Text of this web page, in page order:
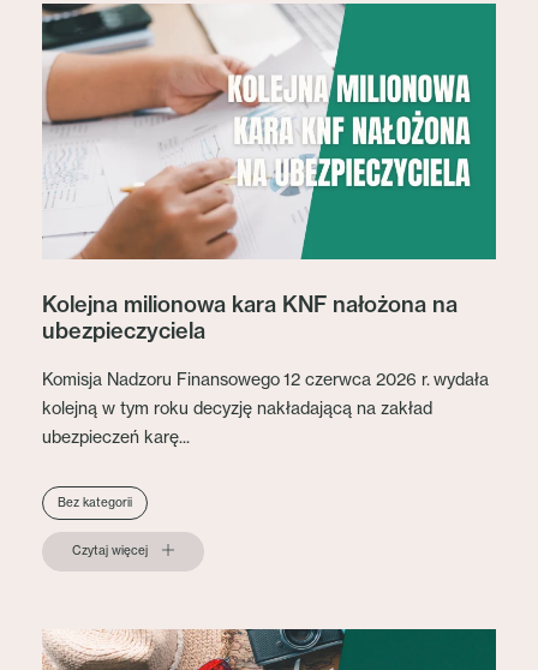
Kolejna milionowa kara KNF nałożona na
ubezpieczyciela
Komisja Nadzoru Finansowego 12 czerwca 2026 r. wydała
kolejną w tym roku decyzję nakładającą na zakład
ubezpieczeń karę...
Bez kategorii
Czytaj więcej